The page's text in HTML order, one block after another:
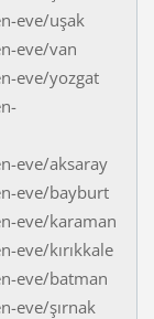
eve/uşak
eve/van
eve/yozgat
eve/aksaray
eve/bayburt
eve/karaman
eve/kırıkkale
eve/batman
eve/şırnak